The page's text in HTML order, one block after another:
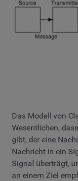
Das Modell von
Wesentlichen,
gibt, der eine
Nachricht in ein
Signal überträgt,
an einem Ziel